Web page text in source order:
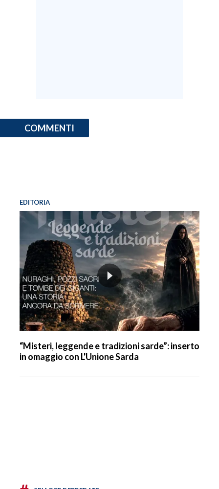
COMMENTI
EDITORIA
“Misteri, leggende e tradizioni sarde”: inserto
in omaggio con L'Unione Sarda